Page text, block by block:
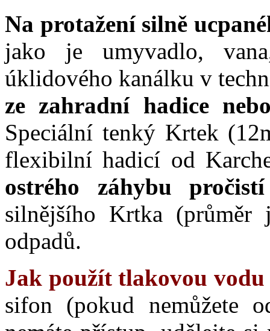
Na protažení silně
jako je umyvadlo,
úklidového kanálku v
ze zahradní hadice
Speciální tenký Krtek
flexibilní hadicí od
ostrého záhybu
silnějšího Krtka (průměr
odpadů.
Jak použít tlakovou vodu
sifon (pokud nemůžete